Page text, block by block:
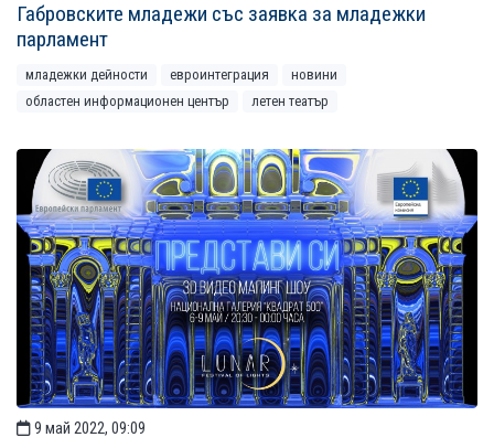
Габровските младежи със заявка за младежки
парламент
младежки дейности евроинтеграция
новини
областен информационен център
летен театър
9 май 2022, 09:09